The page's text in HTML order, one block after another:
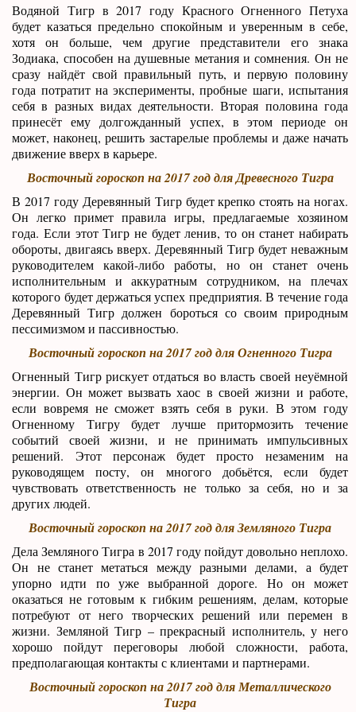
Водяной Тигр в 2017 году Красного Огненного Петуха
будет казаться предельно спокойным и уверенным в себе,
хотя он больше, чем другие представители его знака
Зодиака, способен на душевные метания и сомнения. Он не
сразу найдёт свой правильный путь, и первую половину
года потратит на эксперименты, пробные шаги, испытания
себя в разных видах деятельности. Вторая половина года
принесёт ему долгожданный успех, в этом периоде он
может, наконец, решить застарелые проблемы и даже начать
движение вверх в карьере.
Восточный гороскоп на 2017 год для Древесного Тигра
В 2017 году Деревянный Тигр будет крепко стоять на ногах.
Он легко примет правила игры, предлагаемые хозяином
года. Если этот Тигр не будет ленив, то он станет набирать
обороты, двигаясь вверх. Деревянный Тигр будет неважным
руководителем какой-либо работы, но он станет очень
исполнительным и аккуратным сотрудником, на плечах
которого будет держаться успех предприятия. В течение года
Деревянный Тигр должен бороться со своим природным
пессимизмом и пассивностью.
Восточный гороскоп на 2017 год для Огненного Тигра
Огненный Тигр рискует отдаться во власть своей неуёмной
энергии. Он может вызвать хаос в своей жизни и работе,
если вовремя не сможет взять себя в руки. В этом году
Огненному Тигру будет лучше притормозить течение
событий своей жизни, и не принимать импульсивных
решений. Этот персонаж будет просто незаменим на
руководящем посту, он многого добьётся, если будет
чувствовать ответственность не только за себя, но и за
других людей.
Восточный гороскоп на 2017 год для Земляного Тигра
Дела Земляного Тигра в 2017 году пойдут довольно неплохо.
Он не станет метаться между разными делами, а будет
упорно идти по уже выбранной дороге. Но он может
оказаться не готовым к гибким решениям, делам, которые
потребуют от него творческих решений или перемен в
жизни. Земляной Тигр – прекрасный исполнитель, у него
хорошо пойдут переговоры любой сложности, работа,
предполагающая контакты с клиентами и партнерами.
Восточный гороскоп на 2017 год для Металлического
Тигра